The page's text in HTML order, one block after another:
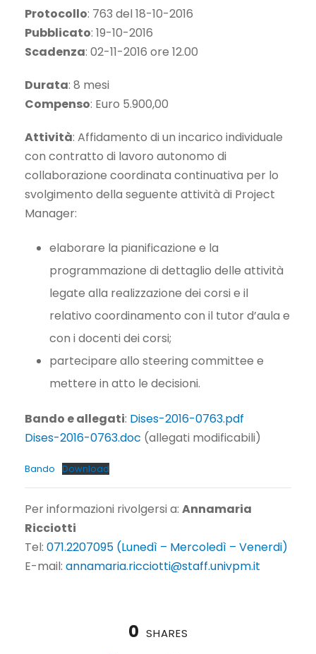
Protocollo: 763 del 18-10-2016
Pubblicato: 19-10-2016
Scadenza: 02-11-2016 ore 12.00
Durata: 8 mesi
Compenso: Euro 5.900,00
Attività: Affidamento di un incarico individuale
con contratto di lavoro autonomo di
collaborazione coordinata continuativa per lo
svolgimento della seguente attività di Project
Manager:
elaborare la pianificazione e la
programmazione di dettaglio delle attività
legate alla realizzazione dei corsi e il
relativo coordinamento con il tutor d’aula e
con i docenti dei corsi;
partecipare allo steering committee e
mettere in atto le decisioni.
Bando e allegati: Dises-2016-0763.pdf
Dises-2016-0763.doc (allegati modificabili)
Bando Download
Per informazioni rivolgersi a: Annamaria
Ricciotti
Tel: 071.2207095 (Lunedì – Mercoledì – Venerdi)
E-mail: annamaria.ricciotti@staff.univpm.it
0 SHARES